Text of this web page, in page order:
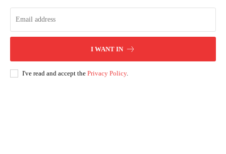
I WANT IN
I've read and accept the Privacy Policy.